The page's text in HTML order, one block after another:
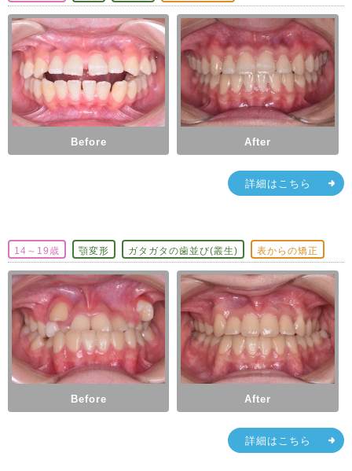
Before After
詳細はこちら
14～19歳 顎変形 ガタガタの歯並び(叢生) 表からの矯正
Before After
詳細はこちら